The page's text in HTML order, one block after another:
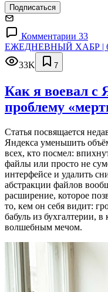
Подписаться
Комментарии 33
ЕЖЕДНЕВНЫЙ ХАБР |
33K
7
Как я воевал с
проблему
Статья посвящается
Яндекса уменьшить
всех, кто посмел:
файлы или просто не
интерфейсе и удалить
абстракции файлов
расширение, которое
то, кем он себя видит:
бабуль из бухгалтерии,
волшебным мечом.